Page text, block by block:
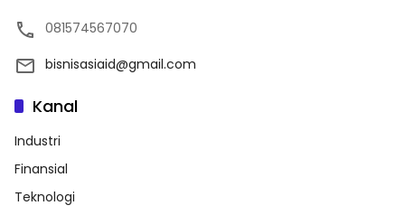
081574567070
bisnisasiaid@gmail.com
Kanal
Industri
Finansial
Teknologi